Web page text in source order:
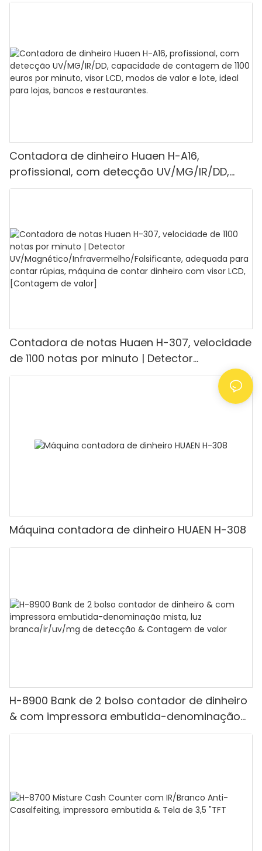
Contadora de dinheiro Huaen H-A16,
profissional, com detecção UV/MG/IR/DD,
capacidade de contagem de 1100 euros por
Contadora de notas Huaen H-307, velocidade
de 1100 notas por minuto | Detector
UV/Magnético/Infravermelho/Falsificante,
adequada para contar rúpias, máquina de
contar dinheiro com visor LCD, [Contagem de
Máquina contadora de dinheiro HUAEN H-308
H-8900 Bank de 2 bolso contador de dinheiro
& com impressora embutida-denominação
mista, luz branca/ir/uv/mg de detecção &